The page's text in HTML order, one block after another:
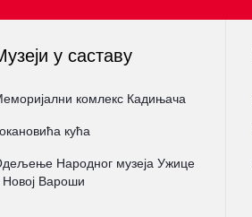
у саставу
комлекс Кадињача
кућа
Народног музеја Ужице
Новој Вароши